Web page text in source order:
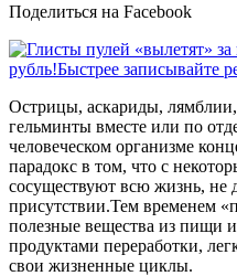
Поделиться на Facebook
Острицы, аскариды,
гельминты вместе или по
человеческом организме
парадокс в том, что с
сосуществуют всю жизнь, не
присутствии.Тем временем
полезные вещества из пищи и
продуктами переработки,
свои жизненные циклы.